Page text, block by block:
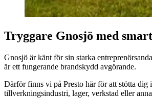
Tryggare Gnosjö med
Gnosjö är känt för sin starka
är ett fungerande brandskydd avgörande.
Därför finns vi på Presto här för att stötta
tillverkningsindustri, lager, verkstad eller